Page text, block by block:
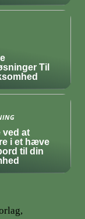
Til
ved at
i et hæve
til din